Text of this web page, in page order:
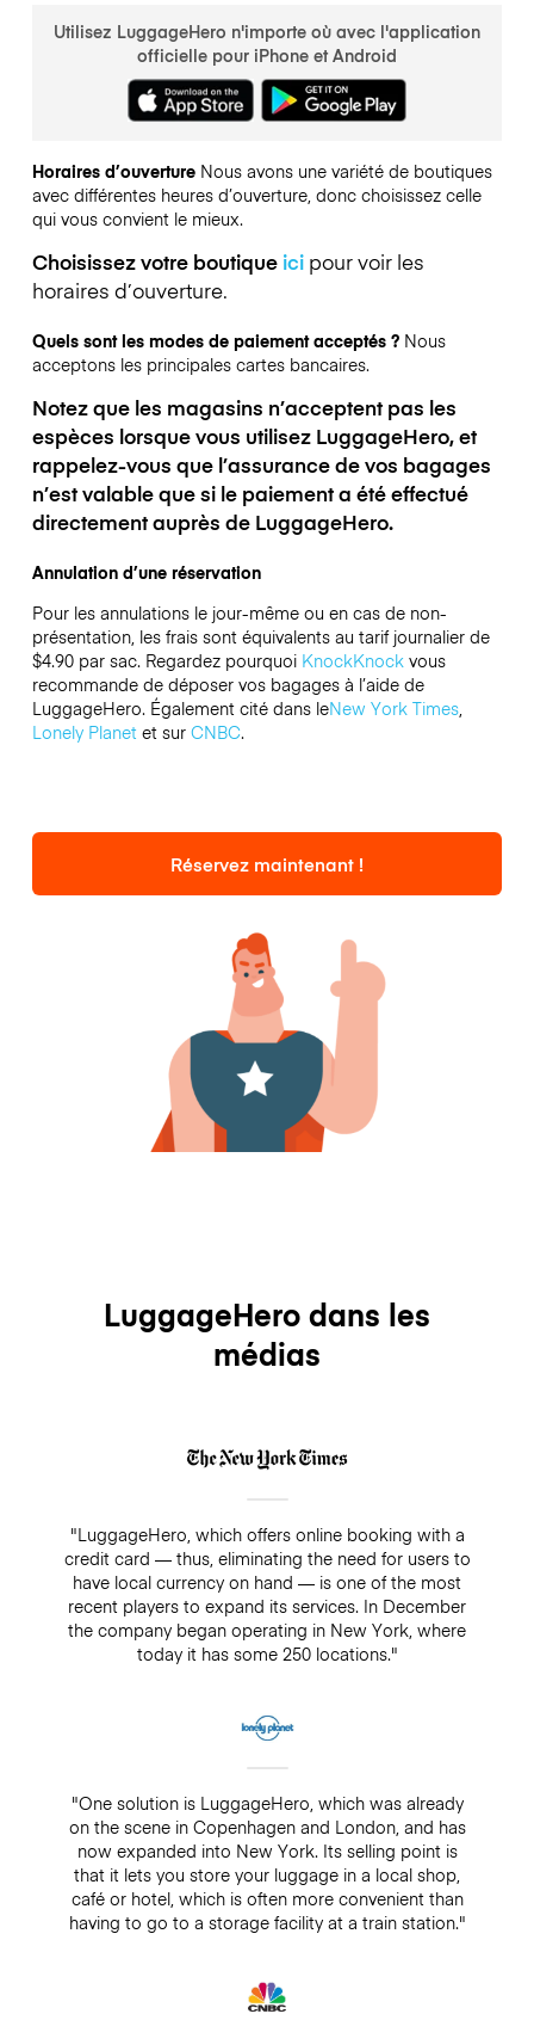
Utilisez LuggageHero n'importe où avec l'application
officielle pour iPhone et Android
Horaires d’ouverture Nous avons une variété de boutiques
avec différentes heures d’ouverture, donc choisissez celle
qui vous convient le mieux.
Choisissez votre boutique icipour voir les
horaires d’ouverture.
Quels sont les modes de paiement acceptés ? Nous
acceptons les principales cartes bancaires.
Notez que les magasins n’acceptent pas les
espèces lorsque vous utilisez LuggageHero, et
rappelez-vous que l’assurance de vos bagages
n’est valable que si le paiement a été effectué
directement auprès de LuggageHero.
Annulation d’une réservation
Pour les annulations le jour-même ou en cas de non-
présentation, les frais sont équivalents au tarif journalier de
$4.90 par sac. Regardez pourquoi KnockKnockvous
recommande de déposer vos bagages à l’aide de
LuggageHero. Également cité dans leNew York Times,
Lonely Planetet sur CNBC.
Réservez maintenant !
LuggageHero dans les
médias
"LuggageHero, which offers online booking with a
credit card — thus, eliminating the need for users to
have local currency on hand — is one of the most
recent players to expand its services. In December
the company began operating in New York, where
today it has some 250 locations."
"One solution is LuggageHero, which was already
on the scene in Copenhagen and London, and has
now expanded into New York. Its selling point is
that it lets you store your luggage in a local shop,
café or hotel, which is often more convenient than
having to go to a storage facility at a train station."